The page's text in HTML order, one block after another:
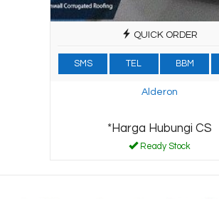
QUICK ORDER
SMS TEL BBM
Alderon
*Harga Hubungi CS
Ready Stock